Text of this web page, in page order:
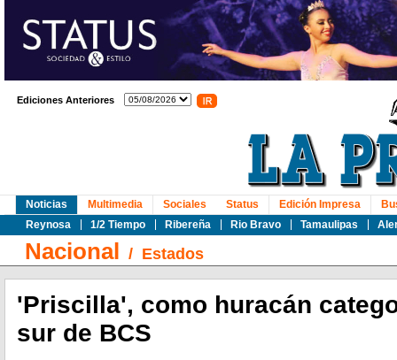
Ediciones Anteriores
Noticias
Reynosa
1/2 Tiempo Ribereña Rio Bravo Tamaulipas
Multimedia Sociales Status Edición Impresa
Nacional / Estados
'Priscilla', como huracán
sur de BCS